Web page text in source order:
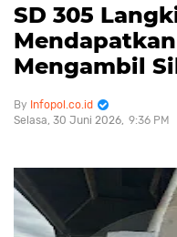
SD 305
Mengambil
Infopol.co.id
Selasa, 30 Juni 2026 9:36 PM